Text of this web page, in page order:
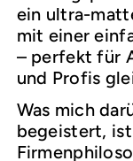
ein ultra-
mit einer
– perfekt für
und Profis
Was mich
begeistert,